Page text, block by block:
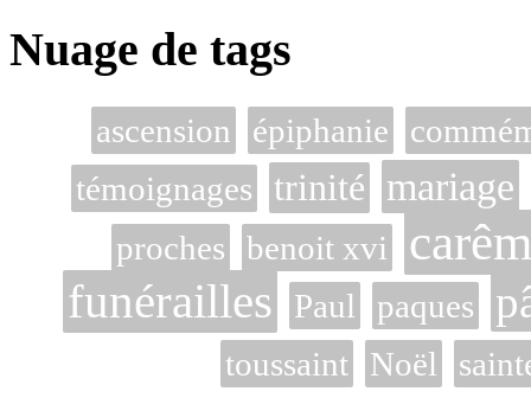
Nuage de tags
ascension épiphanie
témoignages
trinité mariage
proches benoit xvi
funérailles Paul paques
toussaint Noël